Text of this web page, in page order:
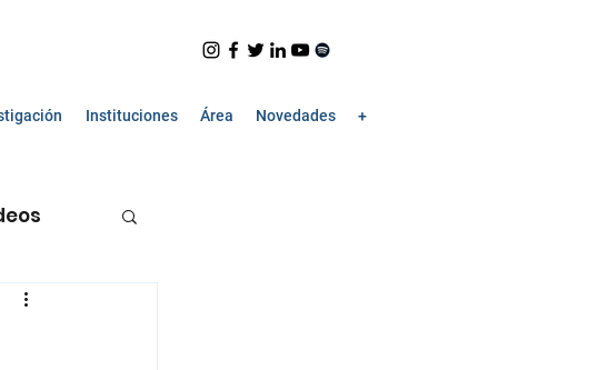
Instituciones Área Novedades +